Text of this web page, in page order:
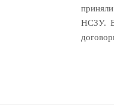
НСЗУ. В